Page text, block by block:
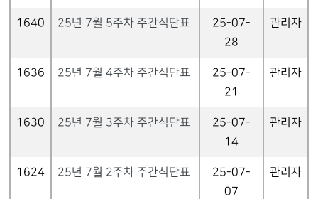
1640 25년 7월 5주차 주간식단표
25-07-
28
관리자
1636 25년 7월 4주차 주간식단표
25-07-
21
관리자
1630 25년 7월 3주차 주간식단표
25-07-
14
관리자
1624 25년 7월 2주차 주간식단표
25-07-
07
관리자